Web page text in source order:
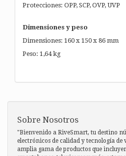
Protecciones: OPP, SCP, OVP, UVP
Dimensiones y peso
Dimensiones: 160 x 150 x 86 mm
Peso: 1,64 kg
Sobre Nosotros
"Bienvenido a RiveSmart, tu destino
electrónicos de calidad y tecnología de
amplia gama de productos que